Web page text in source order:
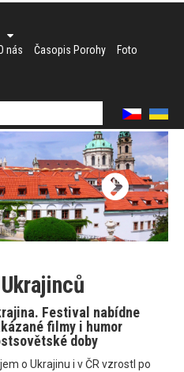
nás Časopis Porohy Foto
Festival nabídne
filmy i humor
doby
o Ukrajinu i v ČR vzrostl po